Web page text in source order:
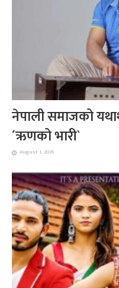
नेपाली समाजको
´ऋणको भारी`
August 1, 2026